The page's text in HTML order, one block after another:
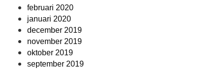
februari 2020
januari 2020
december 2019
november 2019
oktober 2019
september 2019